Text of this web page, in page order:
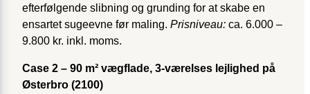
efterfølgende slibning og grunding for at skabe en
ensartet sugeevne før maling. Prisniveau: ca. 6.000 –
9.800 kr. inkl. moms.
Case 2 – 90 m² vægflade, 3-værelses lejlighed på
Østerbro (2100)